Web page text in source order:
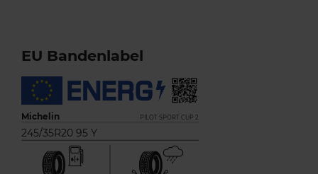
EU Bandenlabel
Michelin PILOT SPORT CUP 2
245/35R20 95 Y